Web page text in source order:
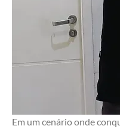
Em um cenário onde